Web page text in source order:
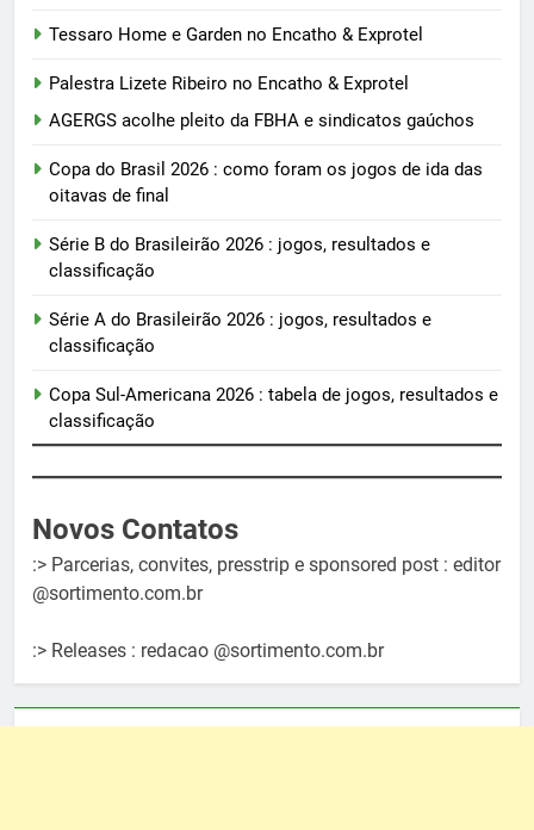
Tessaro Home e Garden no Encatho & Exprotel
Palestra Lizete Ribeiro no Encatho & Exprotel
AGERGS acolhe pleito da FBHA e sindicatos gaúchos
Copa do Brasil 2026 : como foram os jogos de ida das
oitavas de final
Série B do Brasileirão 2026 : jogos, resultados e
classificação
Série A do Brasileirão 2026 : jogos, resultados e
classificação
Copa Sul-Americana 2026 : tabela de jogos, resultados e
classificação
Novos Contatos
:> Parcerias, convites, presstrip e sponsored post : editor
@sortimento.com.br
:> Releases : redacao @sortimento.com.br